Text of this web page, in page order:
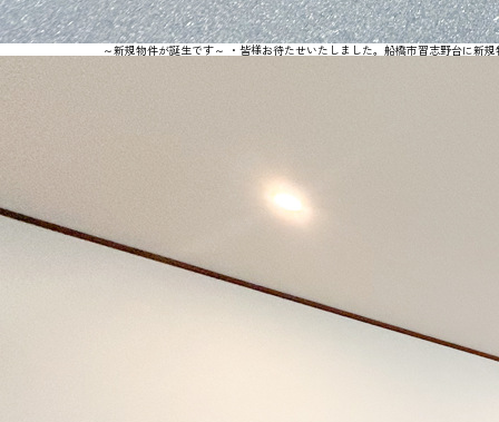
～新規物件が誕生です～ ・皆様お待たせいたしました。船橋市習志野台に新